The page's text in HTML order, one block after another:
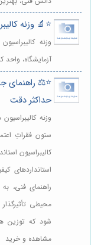
⭐️🔬 وزنه
وزنه
آزمایشگاه،
⭐️⚖️ راهنمای
حداکثر دقت
وزنه
ستون فقراتِ
کالیبراسیون
راهنمای فنی،
محیطی
شود که توزین
مشاهده و خرید